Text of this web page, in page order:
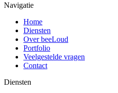
Navigatie
Home
Diensten
Over beeLoud
Portfolio
Veelgestelde vragen
Contact
Diensten